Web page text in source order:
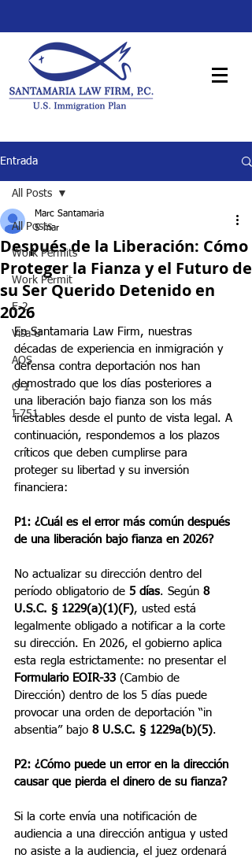
Entrada
All Posts
Work Permits
Work Permit
E-2
Visa U
AOS
O-1
I-751
All Posts
Después de la Liberación: Cómo
Proteger la Fianza y el Futuro de
su Ser Querido Detenido en
2026
Marc Santamaria
5 mar
En Santamaria Law Firm, nuestras
décadas de experiencia en inmigración y
defensa contra deportación nos han
demostrado que los días posteriores a
una liberación bajo fianza son los más
inestables desde el punto de vista legal. A
continuación, respondemos a los plazos
críticos que deben cumplirse para
proteger su libertad y su inversión
financiera:
P1: ¿Cuál es el error más común después
de una liberación bajo fianza en 2026?
No actualizar su dirección dentro del
período obligatorio de 5 días. Según 8
U.S.C. § 1229(a)(1)(F), usted está
legalmente obligado a notificar a la corte
su dirección. En 2026, el gobierno aplica
esta regla estrictamente: no presentar el
Formulario EOIR-33 (Cambio de
Dirección) dentro de los 5 días puede
provocar una orden de deportación “in
absentia” bajo 8 U.S.C. § 1229a(b)(5).
P2: ¿Cómo puede un error en la dirección
causar que pierda el dinero de su fianza?
Si la corte envía una notificación de
audiencia a una dirección antigua y usted
no asiste a la audiencia, el juez ordenará